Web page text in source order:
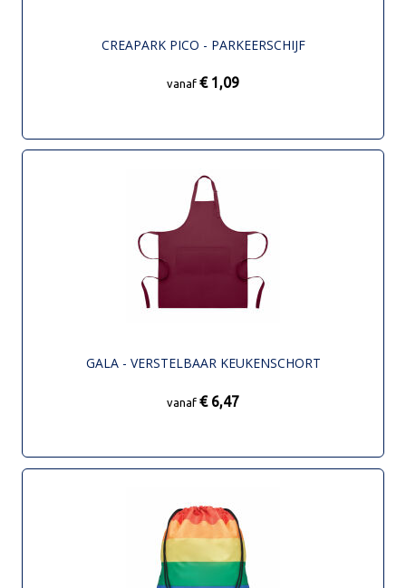
CREAPARK PICO - PARKEERSCHIJF
vanaf € 1,09
GALA - VERSTELBAAR KEUKENSCHORT
vanaf € 6,47